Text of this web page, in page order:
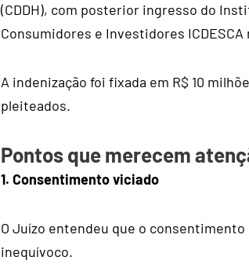
(CDDH), com posterior ingresso do
Consumidores e Investidores
A indenização foi fixada em R$ 10
pleiteados.
Pontos que merecem
1. Consentimento viciado
O Juízo entendeu que o
inequívoco.